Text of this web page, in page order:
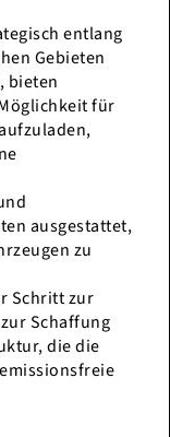
entlang
Gebieten
bieten
für
ausgestattet,
zu
Schritt zur
Schaffung
die die